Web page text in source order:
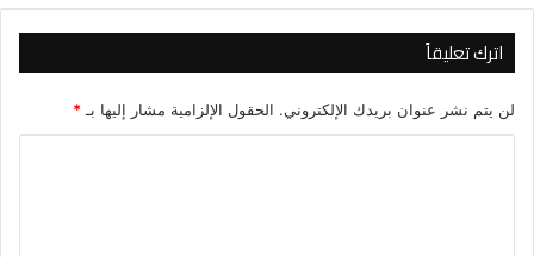
اترك تعليقاً
لن يتم نشر عنوان بريدك الإلكتروني. الحقول الإلزامية مشار إليها بـ *